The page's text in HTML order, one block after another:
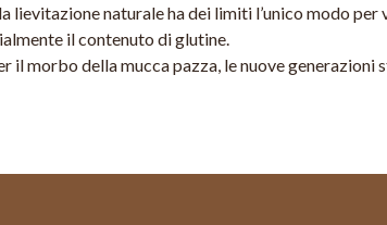
lievitazione naturale ha dei limiti l’unico modo
il contenuto di glutine.
il morbo della mucca pazza, le nuove